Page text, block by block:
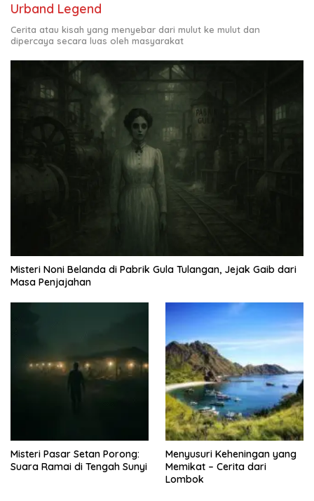
Urband Legend
Cerita atau kisah yang menyebar dari mulut ke mulut dan
dipercaya secara luas oleh masyarakat
Misteri Noni Belanda di Pabrik Gula Tulangan, Jejak Gaib dari
Masa Penjajahan
Misteri Pasar Setan Porong:
Suara Ramai di Tengah Sunyi
Menyusuri Keheningan yang
Memikat – Cerita dari
Lombok